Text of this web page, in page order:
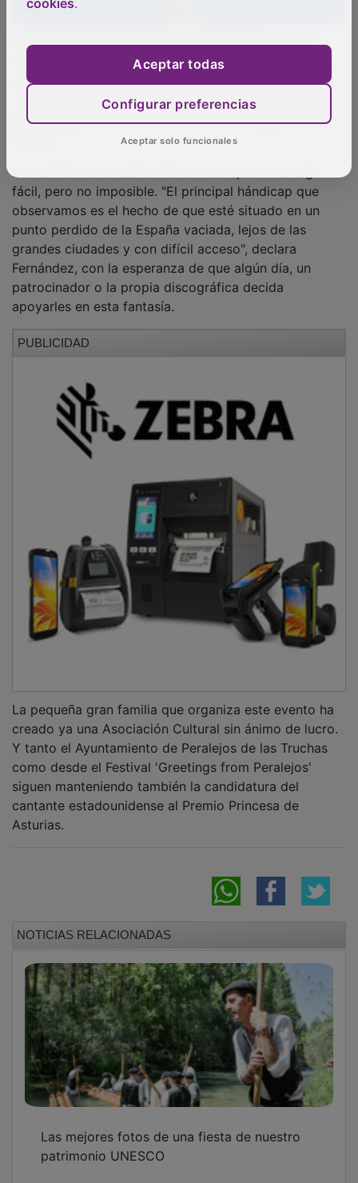
Tal y como señala a Europa Press su organizador,
Txema Fernández, la meta de este municipio del Alto
Tajo sigue estando en conseguir que algún día Bruce
visite Peralejos. "No vamos a dejar de insistir en este
sueño y ojalá más pronto que tarde consigamos que
fácil, pero no imposible. "El principal hándicap que
observamos es el hecho de que esté situado en un
punto perdido de la España vaciada, lejos de las
grandes ciudades y con difícil acceso", declara
Fernández, con la esperanza de que algún día, un
patrocinador o la propia discográfica decida
apoyarles en esta fantasía.
PUBLICIDAD
La pequeña gran familia que organiza este evento ha
creado ya una Asociación Cultural sin ánimo de lucro.
Y tanto el Ayuntamiento de Peralejos de las Truchas
como desde el Festival 'Greetings from Peralejos'
siguen manteniendo también la candidatura del
cantante estadounidense al Premio Princesa de
Asturias.
NOTICIAS RELACIONADAS
Las mejores fotos de una fiesta de nuestro
patrimonio UNESCO
cookies.
Aceptar todas
Configurar preferencias
Aceptar solo funcionales